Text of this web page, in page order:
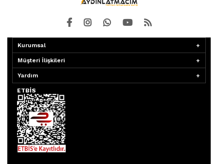
Kurumsal
Müşteri İlişkileri
Yardım
ETBİS